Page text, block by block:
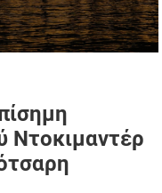
Ντοκιμαντέρ